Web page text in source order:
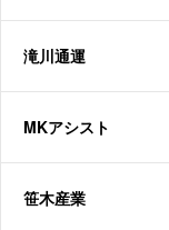
滝川通運
MKアシスト
笹木産業